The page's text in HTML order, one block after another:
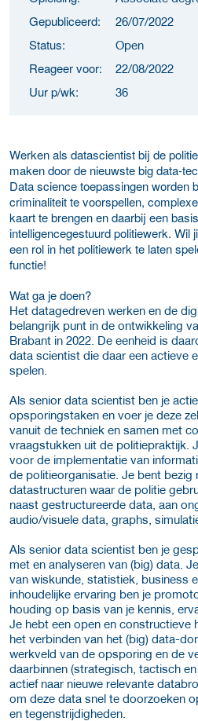
Gepubliceerd: 26/07/2022
Status: Open
Reageer voor: 22/08/2022
Uur p/wk: 36
Werken als datascientist bij de
maken door de nieuwste big data-
Data science toepassingen worden
criminaliteit te voorspellen,
kaart te brengen en daarbij een
intelligencegestuurd politiewerk. Wil
een rol in het politiewerk te laten
functie!
Wat ga je doen?
Het datagedreven werken en de
belangrijk punt in de ontwikkeling
Brabant in 2022. De eenheid is
data scientist die daar een actieve
spelen.
Als senior data scientist ben je
opsporingstaken en voer je deze
vanuit de techniek en samen met
vraagstukken uit de politiepraktijk.
voor de implementatie van
de politieorganisatie. Je bent bezig
datastructuren waar de politie
naast gestructureerde data, aan
audio/visuele data, graphs,
Als senior data scientist ben je
met en analyseren van (big) data.
van wiskunde, statistiek, business
inhoudelijke ervaring ben je
houding op basis van je kennis,
Je hebt een open en constructieve
het verbinden van het (big) data-
werkveld van de opsporing en de
daarbinnen (strategisch, tactisch
actief naar nieuwe relevante
om deze data snel te doorzoeken
en tegenstrijdigheden.